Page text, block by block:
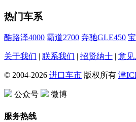
热门车系
酷路泽4000 霸道2700 奔驰GLE450
关于我们 联系我们 招贤纳士 意
© 2004-2026 进口车市 版权所有 津
公众号 微博
服务热线